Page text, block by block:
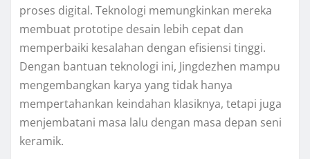
proses digital. Teknologi memungkinkan mereka
membuat prototipe desain lebih cepat dan
memperbaiki kesalahan dengan efisiensi tinggi.
Dengan bantuan teknologi ini, Jingdezhen mampu
mengembangkan karya yang tidak hanya
mempertahankan keindahan klasiknya, tetapi juga
menjembatani masa lalu dengan masa depan seni
keramik.